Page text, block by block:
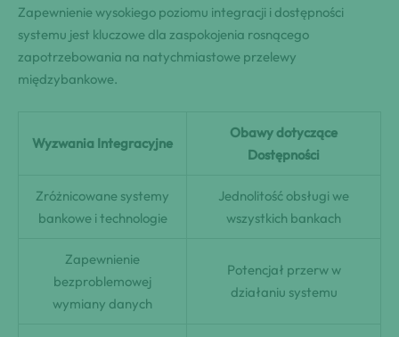
Zapewnienie wysokiego poziomu integracji i dostępności
systemu jest kluczowe dla zaspokojenia rosnącego
zapotrzebowania na natychmiastowe przelewy
międzybankowe.
Wyzwania Integracyjne
Obawy dotyczące
Dostępności
Zróżnicowane systemy
bankowe i technologie
Jednolitość obsługi we
wszystkich bankach
Zapewnienie
bezproblemowej
wymiany danych
Potencjał przerw w
działaniu systemu